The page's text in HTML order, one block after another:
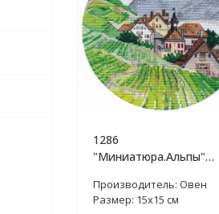
1286
"Миниатюра.Альпы"
крестом
Производитель: Овен
Размер: 15х15 см